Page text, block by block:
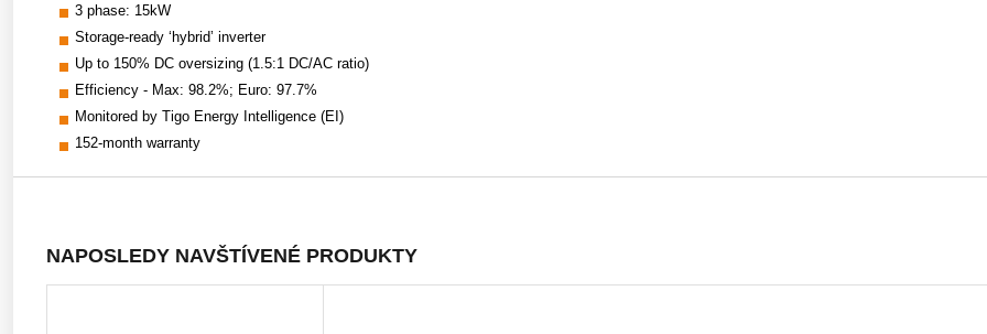
3 phase: 15kW
Storage-ready ‘hybrid’ inverter
Up to 150% DC oversizing (1.5:1 DC/AC ratio)
Efficiency - Max: 98.2%; Euro: 97.7%
Monitored by Tigo Energy Intelligence (EI)
152-month warranty
NAPOSLEDY NAVŠTÍVENÉ PRODUKTY